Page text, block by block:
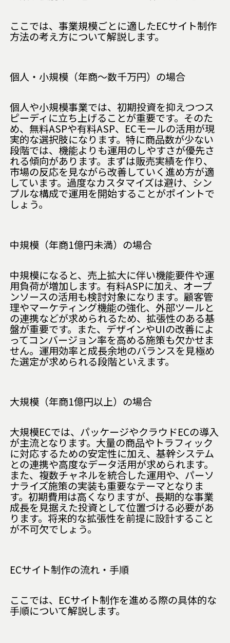
ここでは、事業規模ごとに適したECサイト制作
方法の考え方について解説します。
個人・小規模（年商〜数千万円）の場合
個人や小規模事業では、初期投資を抑えつつス
ピーディに立ち上げることが重要です。そのた
め、無料ASPや有料ASP、ECモールの活用が現
実的な選択肢になります。特に商品数が少ない
段階では、機能よりも運用のしやすさが優先さ
れる傾向があります。まずは販売実績を作り、
市場の反応を見ながら改善していく進め方が適
しています。過度なカスタマイズは避け、シン
プルな構成で運用を開始することがポイントで
しょう。
中規模（年商1億円未満）の場合
中規模になると、売上拡大に伴い機能要件や運
用負荷が増加します。有料ASPに加え、オープ
ンソースの活用も検討対象になります。顧客管
理やマーケティング機能の強化、外部ツールと
の連携などが求められるため、拡張性のある基
盤が重要です。また、デザインやUIの改善によ
ってコンバージョン率を高める施策も欠かせま
せん。運用効率と成長余地のバランスを見極め
た選定が求められる段階といえます。
大規模（年商1億円以上）の場合
大規模ECでは、パッケージやクラウドECの導入
が主流となります。大量の商品やトラフィック
に対応するための安定性に加え、基幹システム
との連携や高度なデータ活用が求められます。
また、複数チャネルを統合した運用や、パーソ
ナライズ施策の実装も重要なテーマとなりま
す。初期費用は高くなりますが、長期的な事業
成長を見据えた投資として位置づける必要があ
ります。将来的な拡張性を前提に設計すること
が不可欠でしょう。
ECサイト制作の流れ・手順
ここでは、ECサイト制作を進める際の具体的な
手順について解説します。